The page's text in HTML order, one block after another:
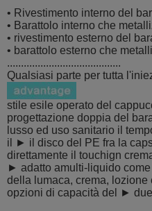
• Rivestimento interno del
• Barattolo interno che
• rivestimento esterno del
• barattolo esterno che
.........................................
Qualsiasi parte per tutta
stile esile operato del
progettazione doppia del
lusso ed uso sanitario il
il ► il disco del PE fra la
direttamente il touchign
► adatto amulti-liquido
della lumaca, crema, lozione
opzioni di capacità del ►